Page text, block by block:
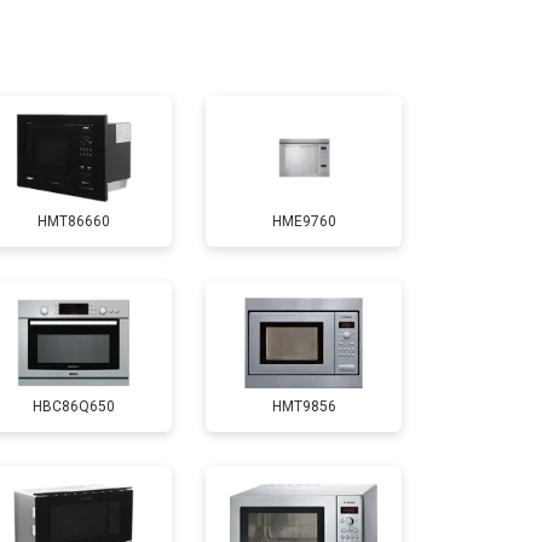
3500 ₽ Заказать
4500 ₽ Заказать
2400 ₽ Заказать
HMT86660 HME9760
HBC86Q650 HMT9856